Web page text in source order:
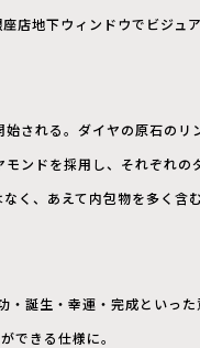
店地下ウィンドウでビジュ
される。ダイヤの原石の
ンドを採用し、それぞれの
く、あえて内包物を多く含
誕生・幸運・完成といっ
できる仕様に。